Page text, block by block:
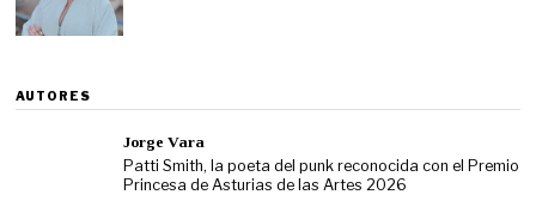
AUTORES
Jorge Vara
Patti Smith, la poeta del punk reconocida con el Premio
Princesa de Asturias de las Artes 2026